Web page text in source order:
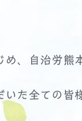
、自治労熊
いた全ての皆